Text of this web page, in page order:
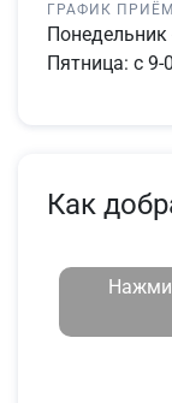
ГРАФИК
Понедельник
Пятница: с 9-
Как